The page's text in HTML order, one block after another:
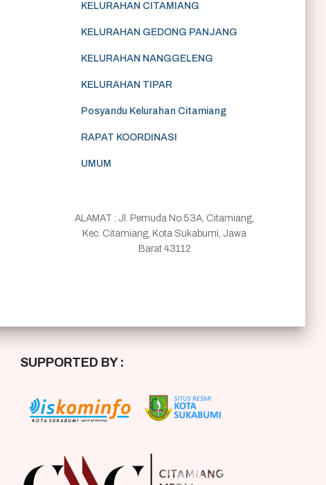
KELURAHAN CITAMIANG
KELURAHAN GEDONG PANJANG
KELURAHAN NANGGELENG
KELURAHAN TIPAR
Posyandu Kelurahan Citamiang
RAPAT KOORDINASI
UMUM
ALAMAT : Jl. Pemuda No.53A, Citamiang,
Kec. Citamiang, Kota Sukabumi, Jawa
Barat 43112
SUPPORTED BY :